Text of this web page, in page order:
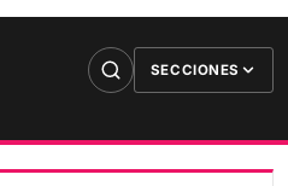
SECCIONES